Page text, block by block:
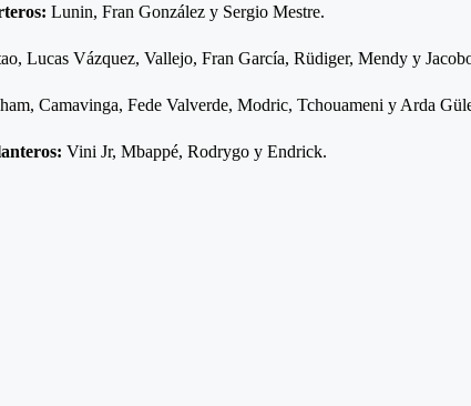
Lunin, Fran González y Sergio Mestre.
Lucas Vázquez, Vallejo, Fran García, Rüdiger, Mendy y
Camavinga, Fede Valverde, Modric, Tchouameni y Arda
Vini Jr, Mbappé, Rodrygo y Endrick.